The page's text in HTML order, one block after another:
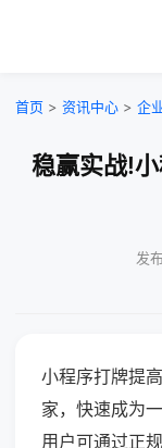
首页 > 资讯中心 > 企
稳赢实战!
发
小程序打牌提
家，快速成为
用户可通过正